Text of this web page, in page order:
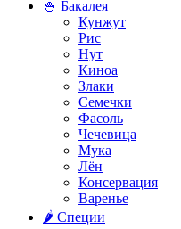
🍚 Бакалея
Кунжут
Рис
Нут
Киноа
Злаки
Семечки
Фасоль
Чечевица
Мука
Лён
Консервация
Варенье
🌶️ Специи